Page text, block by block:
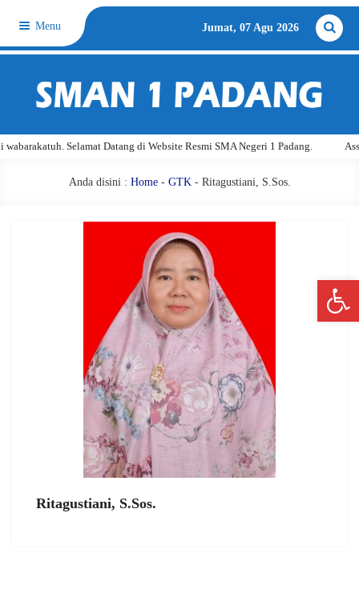
Menu Jumat, 07 Agu 2026
Selamat Datang di Website Resmi SMA Negeri 1 Padang.
Anda disini : Home- GTK- Ritagustiani, S.Sos.
Ritagustiani, S.Sos.